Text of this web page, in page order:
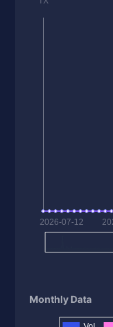
Monthly Data